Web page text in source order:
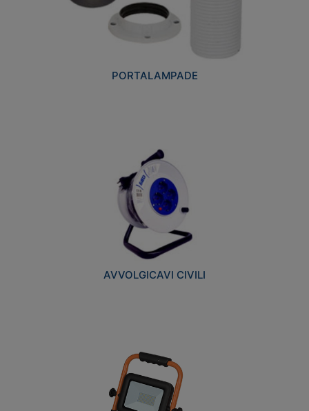
PORTALAMPADE
AVVOLGICAVI CIVILI